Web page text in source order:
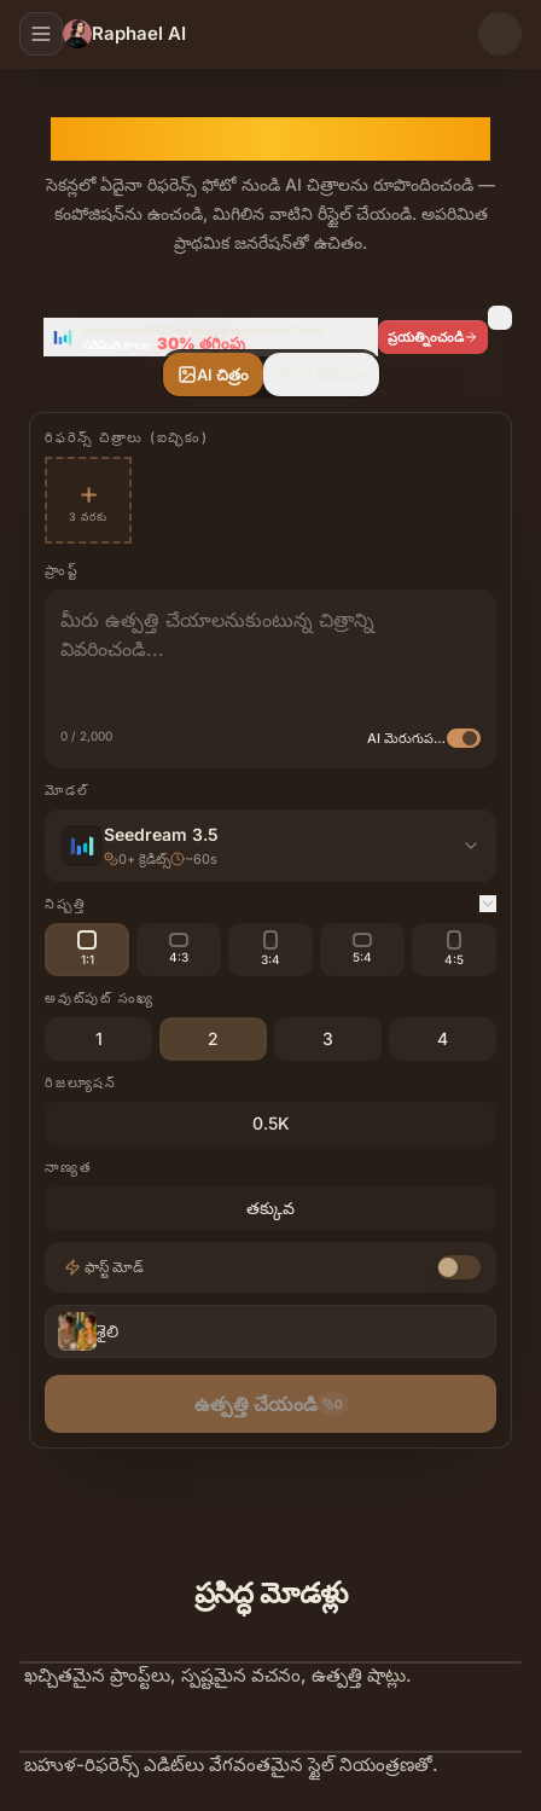
Raphael AI
సెకన్లలో ఏదైనా రిఫరెన్స్ ఫోటో నుండి AI చిత్రాలను రూపొందించండి —
కంపోజిషన్‌ను ఉంచండి, మిగిలిన వాటిని రీస్టైల్ చేయండి. అపరిమిత
ప్రాథమిక జనరేషన్‌తో ఉచితం.
AI చిత్రం
రిఫరెన్స్ చిత్రాలు (ఐచ్ఛికం)
+
3 వరకు
ప్రాంప్ట్
0 / 2,000 AI మెరుగుపరచు
మోడల్
Seedream 3.5
0+ క్రెడిట్స్ ~60s
నిష్పత్తి
1:1 4:3 3:4 5:4 4:5
అవుట్‌పుట్ సంఖ్య
1 2 3 4
రిజల్యూషన్
0.5K
నాణ్యత
తక్కువ
ఫాస్ట్ మోడ్
శైలి
ఉత్పత్తి చేయండి 0
30% తగ్గింపు ప్రయత్నించండి
ప్రసిద్ధ మోడళ్లు
ఖచ్చితమైన ప్రాంప్ట్‌లు, స్పష్టమైన వచనం, ఉత్పత్తి షాట్లు.
బహుళ-రిఫరెన్స్ ఎడిట్‌లు వేగవంతమైన స్టైల్ నియంత్రణతో.